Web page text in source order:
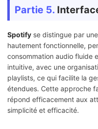
Partie 5.
Spotify se distingue par
hautement fonctionnelle,
consommation audio fluide
intuitive, avec une
playlists, ce qui facilite la
étendues. Cette approche
répond efficacement aux
simplicité et efficacité.